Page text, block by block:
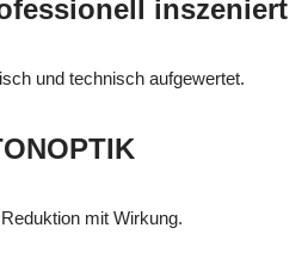
inszeniert
und technisch aufgewertet.
mit Wirkung.